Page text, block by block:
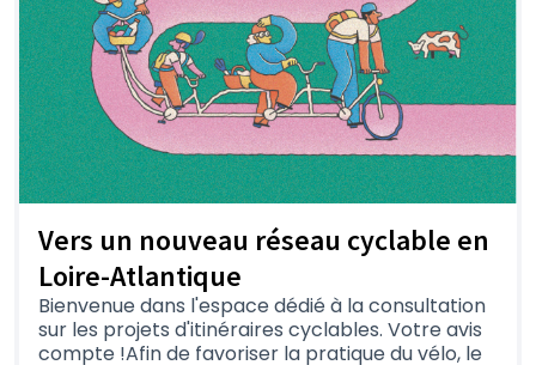
Vers un nouveau réseau cyclable en
Loire-Atlantique
Bienvenue dans l'espace dédié à la consultation
sur les projets d'itinéraires cyclables. Votre avis
compte !Afin de favoriser la pratique du vélo, le